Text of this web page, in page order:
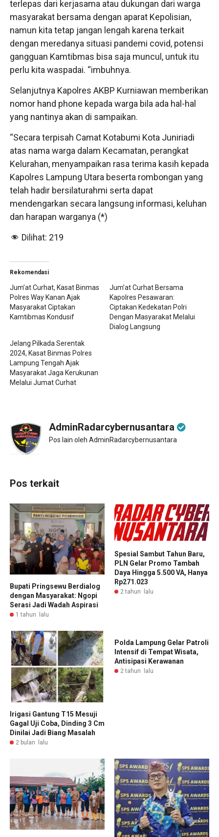
terlepas dari kerjasama atau dukungan dari warga
masyarakat bersama dengan aparat Kepolisian,
namun kita tetap jangan lengah karena terkait
dengan meredanya situasi pandemi covid, potensi
gangguan Kamtibmas bisa saja muncul, untuk itu
perlu kita waspadai. “imbuhnya.
Selanjutnya Kapolres AKBP Kurniawan memberikan
nomor hand phone kepada warga bila ada hal-hal
yang nantinya akan di sampaikan.
“Secara terpisah Camat Kotabumi Kota Juniriadi
atas nama warga dalam Kecamatan, perangkat
Kelurahan, menyampaikan rasa terima kasih kepada
Kapolres Lampung Utara beserta rombongan yang
telah hadir bersilaturahmi serta dapat
mendengarkan secara langsung informasi, keluhan
dan harapan warganya (*)
Dilihat: 219
Rekomendasi
Jum’at Curhat, Kasat Binmas
Polres Way Kanan Ajak
Masyarakat Ciptakan
Kamtibmas Kondusif
Jum’at Curhat Bersama
Kapolres Pesawaran:
Ciptakan Kedekatan Polri
Dengan Masyarakat Melalui
Dialog Langsung
Jelang Pilkada Serentak
2024, Kasat Binmas Polres
Lampung Tengah Ajak
Masyarakat Jaga Kerukunan
Melalui Jumat Curhat
AdminRadarcybernusantara
Pos lain oleh AdminRadarcybernusantara
Pos terkait
Bupati Pringsewu Berdialog
dengan Masyarakat: Ngopi
Serasi Jadi Wadah Aspirasi
1 tahun lalu
Spesial Sambut Tahun Baru,
PLN Gelar Promo Tambah
Daya Hingga 5.500 VA, Hanya
Rp271.023
2 tahun lalu
Irigasi Gantung T15 Mesuji
Gagal Uji Coba, Dinding 3 Cm
Dinilai Jadi Biang Masalah
2 bulan lalu
Polda Lampung Gelar Patroli
Intensif di Tempat Wisata,
Antisipasi Kerawanan
2 tahun lalu